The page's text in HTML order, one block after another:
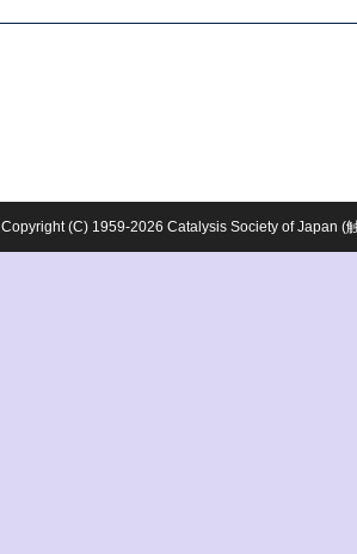
Copyright (C) 1959-2026 Catalysis Society of Japan (